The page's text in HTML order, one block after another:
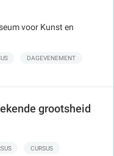
voor Kunst en
DAGEVENEMENT
grootsheid
CURSUS